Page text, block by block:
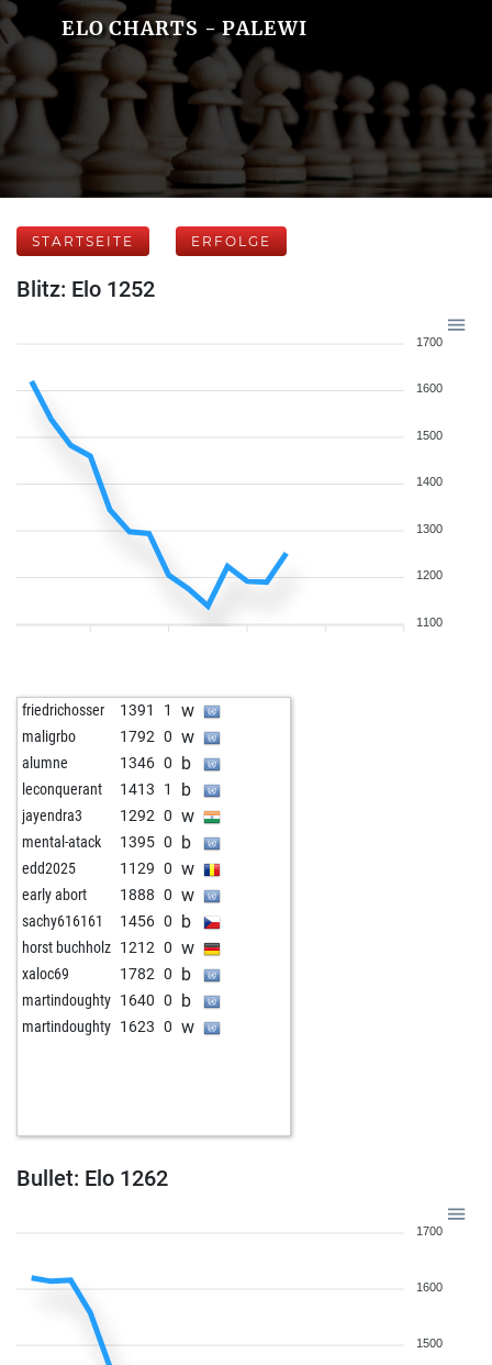
ELO CHARTS - PALEWI
STARTSEITE ERFOLGE
Blitz: Elo 1252
1700
1600
1500
1400
1300
1200
1100
friedrichosser 1391 1 w
maligrbo 1792 0 w
alumne 1346 0 b
leconquerant 1413 1 b
jayendra3 1292 0 w
mental-atack 1395 0 b
edd2025 1129 0 w
early abort 1888 0 w
sachy616161 1456 0 b
horst buchholz 1212 0 w
xaloc69 1782 0 b
martindoughty 1640 0 b
martindoughty 1623 0 w
Bullet: Elo 1262
1700
1600
1500